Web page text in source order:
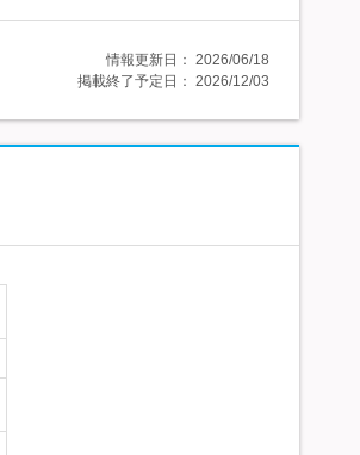
情報更新日： 2026/06/18
掲載終了予定日： 2026/12/03